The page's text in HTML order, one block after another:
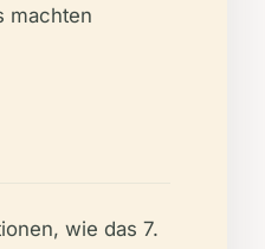
machten
wie das 7.